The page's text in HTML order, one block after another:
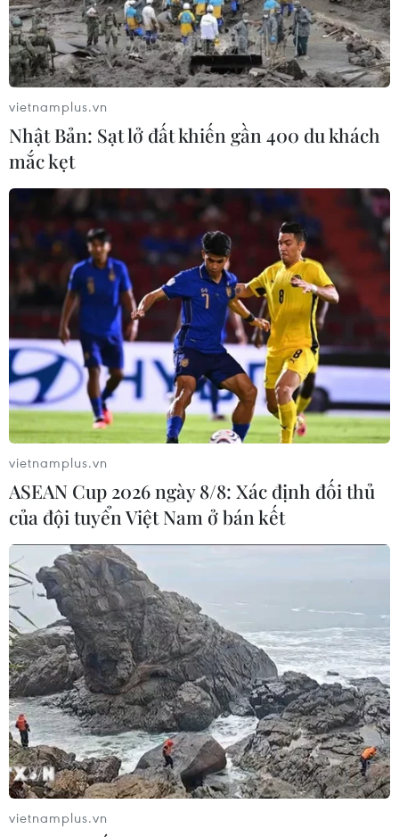
TIN CÙNG CHUYÊN MỤC
Cháy rừng nghiêm trọng tại Canada,
cảnh báo lũ quét ở Đông Nam nước
09/08/2026 06:28
Lâm Đồng: Mưa lớn gây sạt lở đèo
Con Ó, cây đổ trên đèo Bảo Lộc
09/08/2026 06:20
Mưa lớn gây ngập cục bộ, chia cắt
một số khu vực miền núi Quảng Trị
09/08/2026 04:35
Bão Dolphin gây ảnh hưởng diện
rộng tại miền Đông Trung Quốc
09/08/2026 04:23
Nhật Bản: Sạt lở đất khiến gần 400
09/08/2026 03:52
vietnamplus.vn
Nhật Bản: Sạt lở đất khiến gần 400 du khách
mắc kẹt
vietnamplus.vn
ASEAN Cup 2026 ngày 8/8: Xác định đối thủ
của đội tuyển Việt Nam ở bán kết
vietnamplus.vn